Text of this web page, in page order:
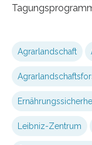
Agrarlandschaft
Leibniz-Zentrum